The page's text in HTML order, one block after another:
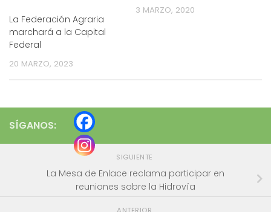
La Federación Agraria
marchará a la Capital
Federal
20 MARZO, 2023
3 MARZO, 2020
SÍGANOS:
SIGUIENTE
La Mesa de Enlace reclama participar en
reuniones sobre la Hidrovía